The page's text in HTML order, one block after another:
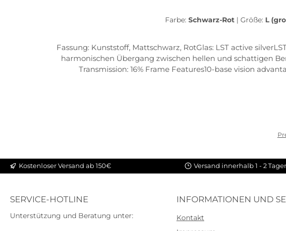
Farbe: Schwarz-Rot | Größe: L
Fassung: Kunststoff, Mattschwarz, RotGlas: LST active
harmonischen Übergang zwischen hellen und schattigen
Transmission: 16% Frame Features10-base vision
Kostenloser Versand ab 150€ Versand innerhalb 1 - 2
SERVICE-HOTLINE
Unterstützung und Beratung unter:
INFORMATIONEN UND
Kontakt